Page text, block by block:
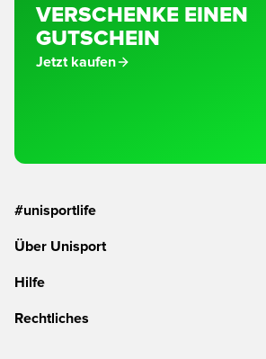
VERSCHENKE EINEN
GUTSCHEIN
Jetzt kaufen
#unisportlife
Über Unisport
Hilfe
Rechtliches